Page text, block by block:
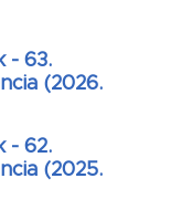
- 63.
(2026.
- 62.
(2025.